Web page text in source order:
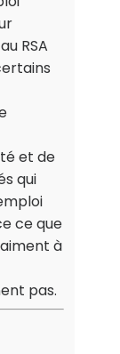
RSA
et de
qui
ce que
à
pas.